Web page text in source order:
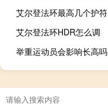
艾尔登法环最高几个护符
艾尔登法环HDR怎么调
举重运动员会影响长高吗
王者通天代都有谁
原神肯德基联动怎么获得